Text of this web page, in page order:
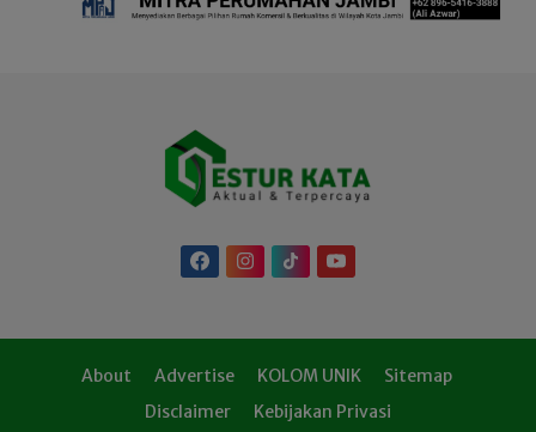
About Advertise KOLOM UNIK
Sitemap
Disclaimer
Kebijakan Privasi